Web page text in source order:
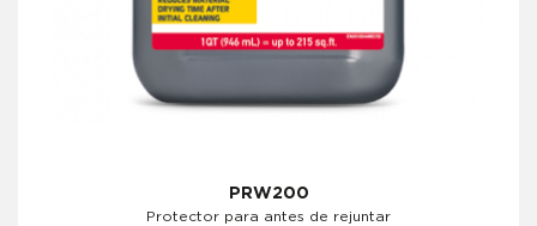
PRW200
Protector para antes de rejuntar